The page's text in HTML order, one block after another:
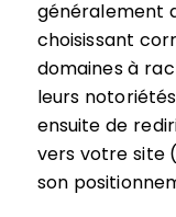
généralement
choisissant
domaines à
leurs
ensuite de
vers votre site
son